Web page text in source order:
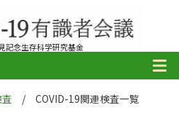
記念生存科学研究基金
/ COVID-19関連検査一覧